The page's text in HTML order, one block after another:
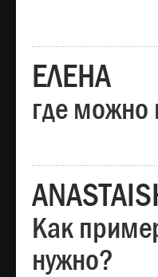
ЕЛЕНА
где можно
Как
нужно?